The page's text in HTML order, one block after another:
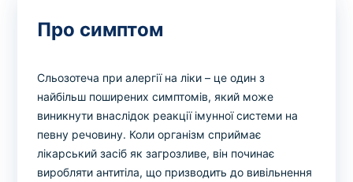
Про симптом
Сльозотеча при алергії на ліки – це один з
найбільш поширених симптомів, який може
виникнути внаслідок реакції імунної системи на
певну речовину. Коли організм сприймає
лікарський засіб як загрозливе, він починає
виробляти антитіла, що призводить до вивільнення